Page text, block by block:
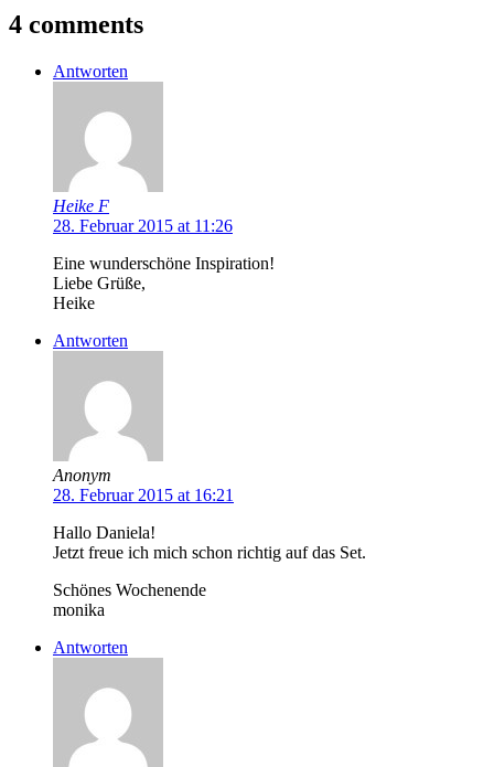
4 comments
Antworten
Heike F
28. Februar 2015 at 11:26
Eine wunderschöne Inspiration!
Liebe Grüße,
Heike
Antworten
Anonym
28. Februar 2015 at 16:21
Hallo Daniela!
Jetzt freue ich mich schon richtig auf das Set.
Schönes Wochenende
monika
Antworten